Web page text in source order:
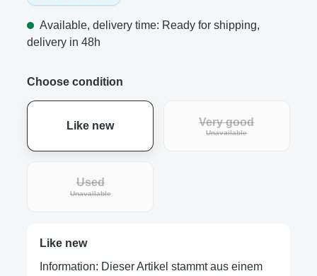
Available, delivery time: Ready for shipping,
delivery in 48h
Choose condition
Like new Very good
Unavailable
Used
Unavailable
Like new
Information: Dieser Artikel stammt aus einem